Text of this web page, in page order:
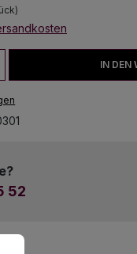
Gib den IN DEN
52
...